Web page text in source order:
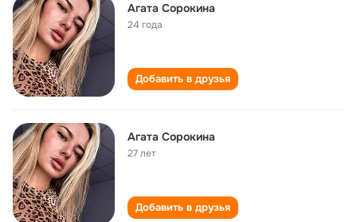
Агата Сорокина
24 года
Добавить в друзья
Агата Сорокина
27 лет
Добавить в друзья